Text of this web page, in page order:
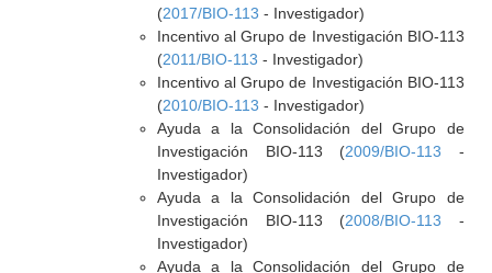
(2017/BIO-113 - Investigador)
Incentivo al Grupo de Investigación BIO-113
(2011/BIO-113 - Investigador)
Incentivo al Grupo de Investigación BIO-113
(2010/BIO-113 - Investigador)
Ayuda a la Consolidación del Grupo de
Investigación BIO-113 (2009/BIO-113 -
Investigador)
Ayuda a la Consolidación del Grupo de
Investigación BIO-113 (2008/BIO-113 -
Investigador)
Ayuda a la Consolidación del Grupo de